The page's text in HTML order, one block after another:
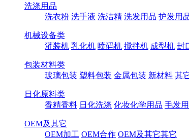
洗涤用品
洗衣粉 洗手液 洗洁精 洗发用品 护发用
机械设备类
灌装机 乳化机 喷码机 搅拌机 成型机 封
包装材料类
玻璃包装 塑料包装 金属包装 新材料 其
日化原料类
香精香料 日化洗涤 化妆化学用品 毛发
OEM及其它
OEM加工 OEM合作 OEM及其它其它